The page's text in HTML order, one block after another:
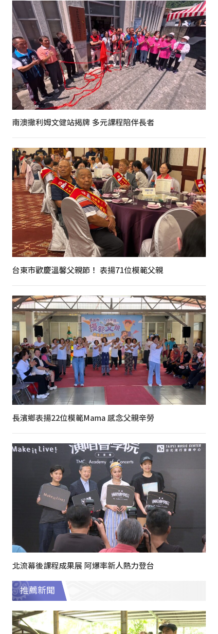
南澳撒利姆文健站揭牌 多元課程陪伴長者
台東市歡慶溫馨父親節！ 表揚71位模範父親
長濱鄉表揚22位模範Mama 感念父親辛勞
北流幕後課程成果展 阿爆率新人熱力登台
推薦新聞